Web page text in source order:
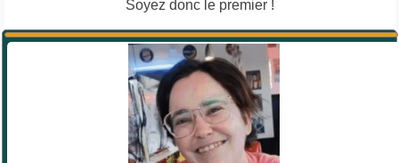
Soyez donc le premier !